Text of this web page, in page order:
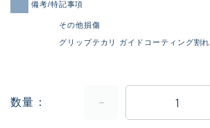
備考/特記事項
その他損傷
グリップテカリ ガイドコーティング割れ
数量